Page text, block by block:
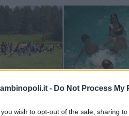
- Do Not Process My
you wish to opt-out of the sale, sharing